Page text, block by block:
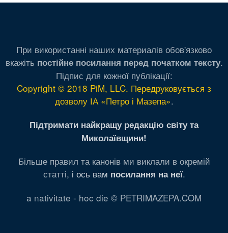
При використанні наших материалів обов'язково
вкажіть постійне посилання перед початком тексту.
Підпис для кожної публікації:
Copyright © 2018 PiM, LLC. Передруковується з
дозволу ІА «Петро і Мазепа».
Підтримати найкращу редакцію світу та
Миколаївщини!
Більше правил та канонів ми виклали в окремій
статті, і ось вам посилання на неї.
a nativitate - hoc die © PETRIMAZEPA.COM